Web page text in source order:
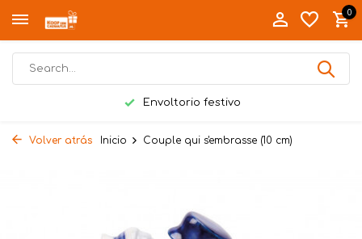
0
Envoltorio festivo
Volver atrás Inicio Couple qui s'embrasse (10 cm)